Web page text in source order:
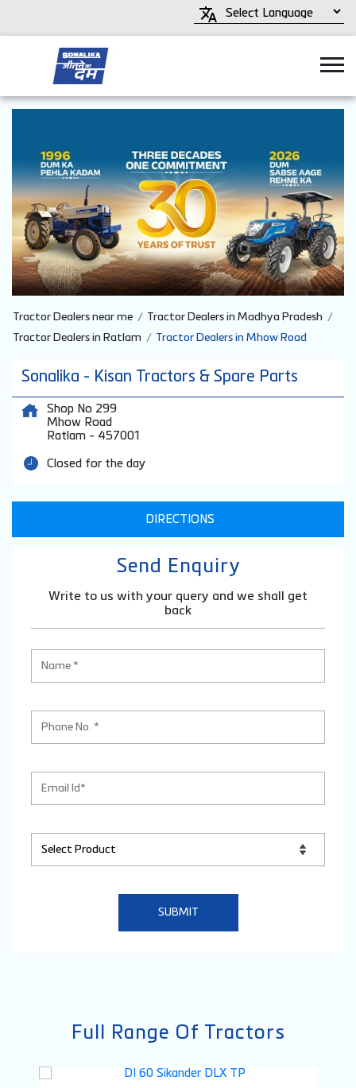
Tractor Dealers near me
Tractor Dealers in Madhya Pradesh
Tractor Dealers in Ratlam
Tractor Dealers in Mhow Road
Sonalika - Kisan Tractors & Spare Parts
Shop No 299
Mhow Road
Ratlam - 457001
Closed for the day
DIRECTIONS
Send Enquiry
Write to us with your query and we shall get
back
Full Range Of Tractors